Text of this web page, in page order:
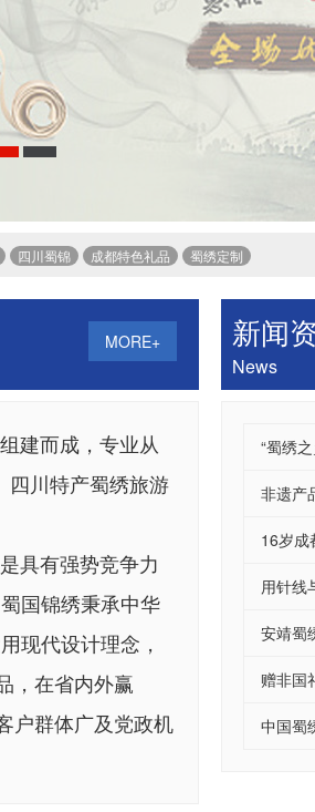
四川蜀锦 成都特色礼品 蜀绣定制
MORE+
建而成，专业从
四川特产蜀绣旅游
具有强势竞争力
国锦绣秉承中华
现代设计理念，
，在省内外赢
户群体广及党政机
新闻
News
“蜀绣
非遗产
16岁成
用针线
安靖蜀
赠非国
中国蜀
蜀绣产品，蜀绣围巾